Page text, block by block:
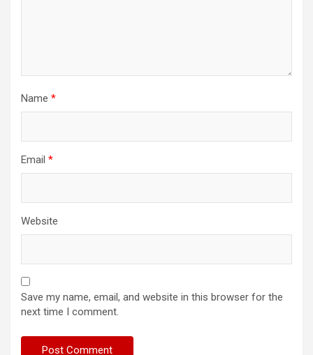
Name *
Email *
Website
Save my name, email, and website in this browser for the
next time I comment.